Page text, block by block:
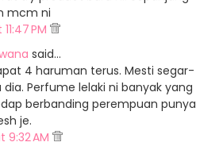
mcm ni
PM
said…
4 haruman terus. Mesti segar-
dia. Perfume lelaki ni banyak yang
berbanding perempuan punya
je.
9:32 AM